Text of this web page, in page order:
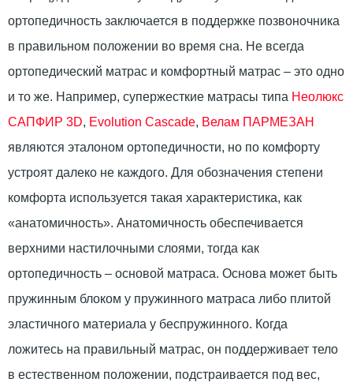
ортопедичность заключается в поддержке позвоночника
в правильном положении во время сна. Не всегда
ортопедический матрас и комфортный матрас – это одно
и то же. Например, супержесткие матрасы типа Неолюкс
САПФИР 3D, Evolution Cascade, Велам ПАРМЕЗАН
являются эталоном ортопедичности, но по комфорту
устроят далеко не каждого. Для обозначения степени
комфорта используется такая характеристика, как
«анатомичность». Анатомичность обеспечивается
верхними настилочными слоями, тогда как
ортопедичность – основой матраса. Основа может быть
пружинным блоком у пружинного матраса либо плитой
эластичного материала у беспружинного. Когда
ложитесь на правильный матрас, он поддерживает тело
в естественном положении, подстраивается под вес,